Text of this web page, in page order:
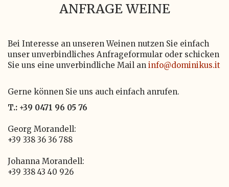
ANFRAGE WEINE
Bei Interesse an unseren Weinen nutzen Sie einfach
unser unverbindliches Anfrageformular oder schicken
Sie uns eine unverbindliche Mail an info@dominikus.it
Gerne können Sie uns auch einfach anrufen.
T.: +39 0471 96 05 76
Georg Morandell:
+39 338 36 36 788
Johanna Morandell:
+39 338 43 40 926